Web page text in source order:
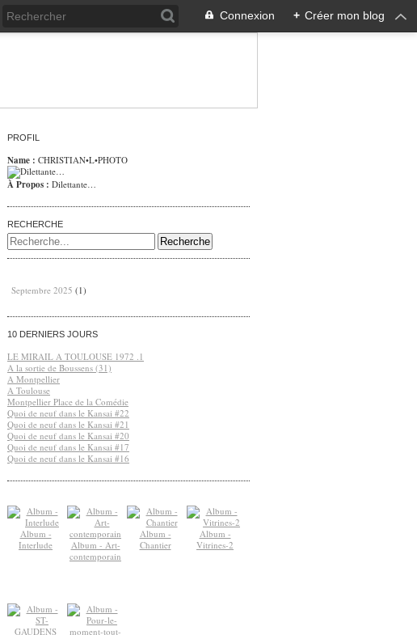
Connexion + Créer mon blog
PROFIL
Name : CHRISTIAN•L•PHOTO
À Propos : Dilettante…
RECHERCHE
Septembre 2025 (1)
10 DERNIERS JOURS
LE MIRAIL A TOULOUSE 1972 .1
A la sortie de Boussens (31)
A Montpellier
A Toulouse
Montpellier Place de la Comédie
Quoi de neuf dans le Kansai #22
Quoi de neuf dans le Kansai #21
Quoi de neuf dans le Kansai #20
Quoi de neuf dans le Kansai #17
Quoi de neuf dans le Kansai #16
Album -
Interlude
Album - Art-
contemporain
Album -
Chantier
Album -
Vitrines-2